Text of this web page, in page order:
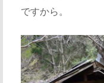
ですから。